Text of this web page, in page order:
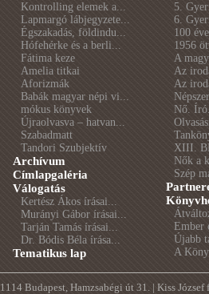
Kontrolling elemek a...
Lapmargó lábjegyzete...
Égszakadás, földindu...
Hófehérke és a berli...
Fátima keze
Amelia titkai
Aforizmák
Babák magyar népi vi...
mókus könyvek
Újraolvasva – hatvan...
Szabadmatt
Tandori Szubjektív
Archívum
Címlapgaléria
Válogatás
Kertész Ákos írásai...
Murányi Gábor írásai...
Tarján Tamás írásai...
Dr. Bódis Béla írása...
Tematikus lap
5.
6.
100
1956
A
Az
Az
Nő.
XIII.
Nők a
Szép
Ember
Újabb
A
1114 Budapest, Hamzsabégi út 31. | Kiss